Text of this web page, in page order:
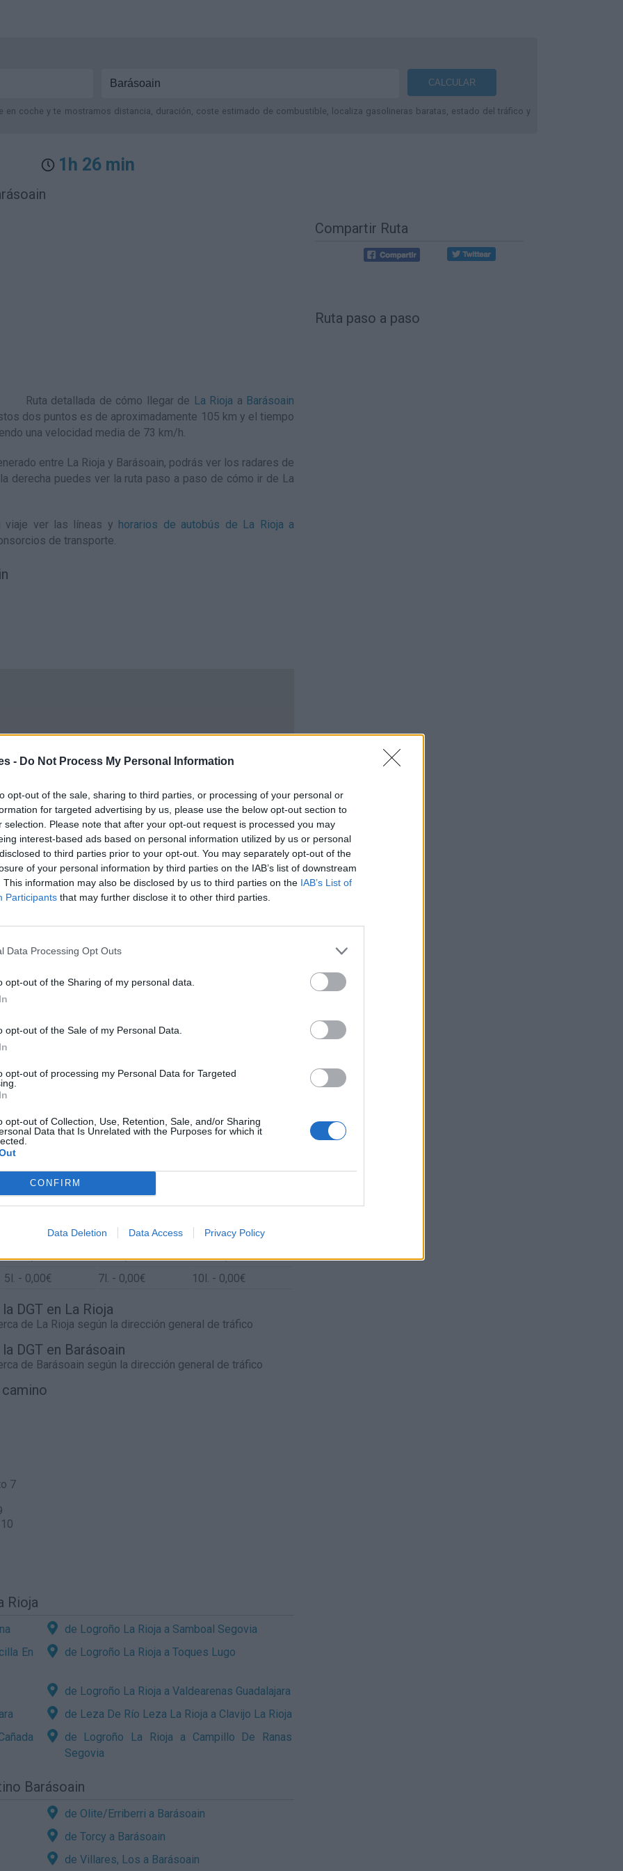
- Do Not Process My Personal Information
opt-out of the sale, sharing to third parties, or processing of your personal or
for targeted advertising by us, please use the below opt-out section to
selection. Please note that after your opt-out request is processed you may
interest-based ads based on personal information utilized by us or personal
to third parties prior to your opt-out. You may separately opt-out of the
of your personal information by third parties on the IAB’s list of downstream
This information may also be disclosed by us to third parties on the IAB’s List of
Participants that may further disclose it to other third parties.
Data Processing Opt Outs
opt-out of the Sharing of my personal data.
opt-out of the Sale of my Personal Data.
opt-out of processing my Personal Data for Targeted
opt-out of Collection, Use, Retention, Sale, and/or Sharing
Data that Is Unrelated with the Purposes for which it
CONFIRM
Data Deletion Data Access Privacy Policy
en coche y te mostramos distancia, duración, coste estimado de combustible, localiza gasolineras baratas, estado del tráfico y
1h 26 min
Ruta detallada de cómo llegar de La Rioja a Barásoain
dos puntos es de aproximadamente 105 km y el tiempo
una velocidad media de 73 km/h.
entre La Rioja y Barásoain, podrás ver los radares de
derecha puedes ver la ruta paso a paso de cómo ir de La
viaje ver las líneas y horarios de autobús de La Rioja a
de transporte.
Rioja y Barásoain
Gasto 5l/100km
- 0,00€ 7l. - 0,00€ l.- 0,00€
5l.- 0,00€ 7l.- 0,00€ 10l.- 0,00€
5l. - 0,00€ 7l. - 0,00€ 10l. - 0,00€
DGT en La Rioja
de La Rioja según la dirección general de tráfico
DGT en Barásoain
de Barásoain según la dirección general de tráfico
7
Rioja
de Logroño La Rioja a Samboal Segovia
En
de Logroño La Rioja a Toques Lugo
de Logroño La Rioja a Valdearenas Guadalajara
de Leza De Río Leza La Rioja a Clavijo La Rioja
de Logroño La Rioja a Campillo De Ranas
Segovia
Barásoain
de Olite/Erriberri a Barásoain
de Torcy a Barásoain
de Villares, Los a Barásoain
Compartir Ruta
Ruta paso a paso